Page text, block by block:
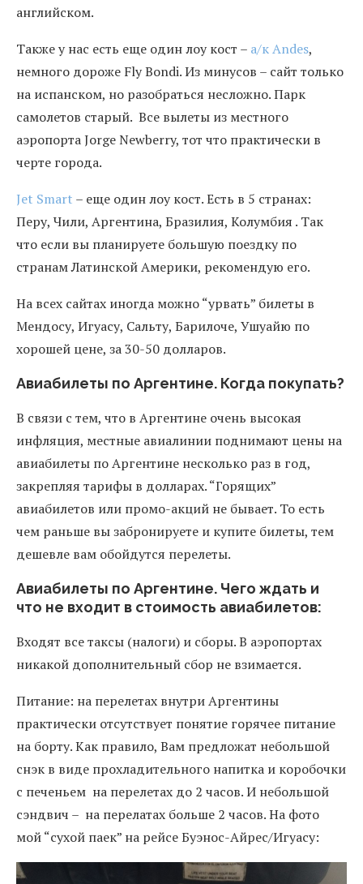
английском.
Также у нас есть еще один лоу кост – а/к Andes,
немного дороже Fly Bondi. Из минусов – сайт только
на испанском, но разобраться несложно. Парк
самолетов старый. Все вылеты из местного
аэропорта Jorge Newberry, тот что практически в
черте города.
Jet Smart – еще один лоу кост. Есть в 5 странах:
Перу, Чили, Аргентина, Бразилия, Колумбия . Так
что если вы планируете большую поездку по
странам Латинской Америки, рекомендую его.
На всех сайтах иногда можно “урвать” билеты в
Мендосу, Игуасу, Сальту, Барилоче, Ушуайю по
хорошей цене, за 30-50 долларов.
Авиабилеты по Аргентине. Когда покупать?
В связи с тем, что в Аргентине очень высокая
инфляция, местные авиалинии поднимают цены на
авиабилеты по Аргентине несколько раз в год,
закрепляя тарифы в долларах. “Горящих”
авиабилетов или промо-акций не бывает. То есть
чем раньше вы забронируете и купите билеты, тем
дешевле вам обойдутся перелеты.
Авиабилеты по Аргентине. Чего ждать и
что не входит в стоимость авиабилетов:
Входят все таксы (налоги) и сборы. В аэропортах
никакой дополнительный сбор не взимается.
Питание: на перелетах внутри Аргентины
практически отсутствует понятие горячее питание
на борту. Как правило, Вам предложат небольшой
снэк в виде прохладительного напитка и коробочки
с печеньем на перелетах до 2 часов. И небольшой
сэндвич – на перелатах больше 2 часов. На фото
мой “сухой паек” на рейсе Буэнос-Айрес/Игуасу: